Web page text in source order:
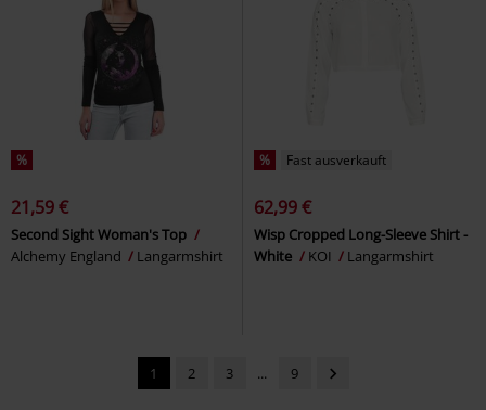
%
21,59 €
Second Sight Woman's Top
Alchemy England
Langarmshirt
% Fast ausverkauft
62,99 €
Wisp Cropped Long-Sleeve Shirt -
White
KOI Langarmshirt
1 2 3 ... 9